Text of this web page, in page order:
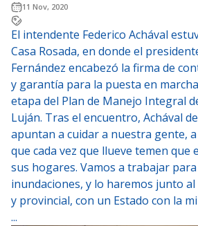
11 Nov, 2020
El intendente Federico Achával
Casa Rosada, en donde el
Fernández encabezó la firma de
y garantía para la puesta en
etapa del Plan de Manejo Integral
Luján. Tras el encuentro, Achával
apuntan a cuidar a nuestra gente,
que cada vez que llueve temen que
sus hogares. Vamos a trabajar
inundaciones, y lo haremos junto
y provincial, con un Estado con la
...